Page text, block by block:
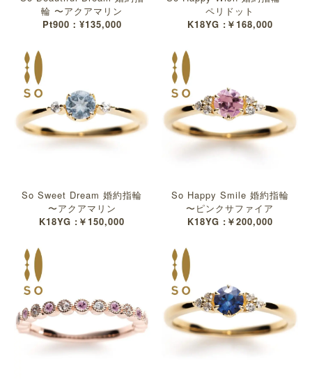
輪 〜アクアマリン
Pt900：¥135,000
ペリドット
K18YG :￥168,000
So Sweet Dream 婚約指輪
〜アクアマリン
K18YG :￥150,000
So Happy Smile 婚約指輪
〜ピンクサファイア
K18YG :￥200,000